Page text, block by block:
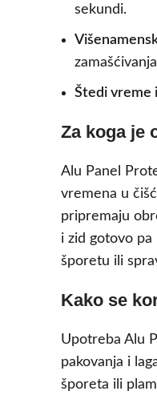
sekundi.
Štedi vreme
Za koga je
Alu Panel
vremena u
pripremaju
i zid gotovo
šporetu ili
Kako se
Upotreba Alu
pakovanja i
šporeta ili